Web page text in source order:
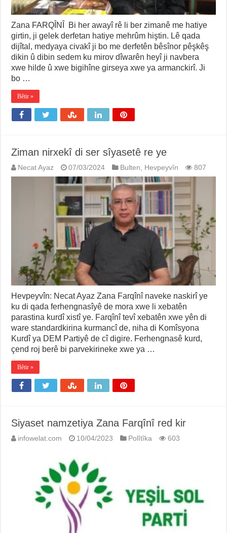
Zana FARQÎNÎ Bi her awayî rê li ber zimanê me hatiye
girtin, ji gelek derfetan hatiye mehrûm hiştin. Lê qada
dijîtal, medyaya civakî ji bo me derfetên bêsînor pêşkêş
dikin û dibin sedem ku mirov dîwarên heyî ji navbera
xwe hilde û xwe bigihîne girseya xwe ya armanckirî. Ji
bo …
Bêtir »
Ziman nirxekî di ser sîyasetê re ye
Necat Ayaz 07/03/2024 Bulten Hevpeyvîn 807
Hevpeyvîn: Necat Ayaz Zana Farqînî naveke naskirî ye
ku di qada ferhengnasîyê de mora xwe li xebatên
parastina kurdî xistî ye. Farqînî tevî xebatên xwe yên di
ware standardkirina kurmancî de, niha di Komîsyona
Kurdî ya DEM Partiyê de cî digire. Ferhengnasê kurd,
çend roj berê bi parvekirineke xwe ya …
Bêtir »
Siyaset namzetiya Zana Farqînî red kir
infowelat.com 10/04/2023 Polîtîka 603